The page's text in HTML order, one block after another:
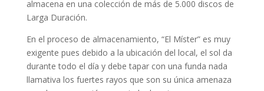
almacena en una colección de más de 5.000 discos de
Larga Duración.
En el proceso de almacenamiento, “El Míster” es muy
exigente pues debido a la ubicación del local, el sol da
durante todo el día y debe tapar con una funda nada
llamativa los fuertes rayos que son su única amenaza